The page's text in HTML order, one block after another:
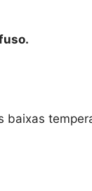
baixas